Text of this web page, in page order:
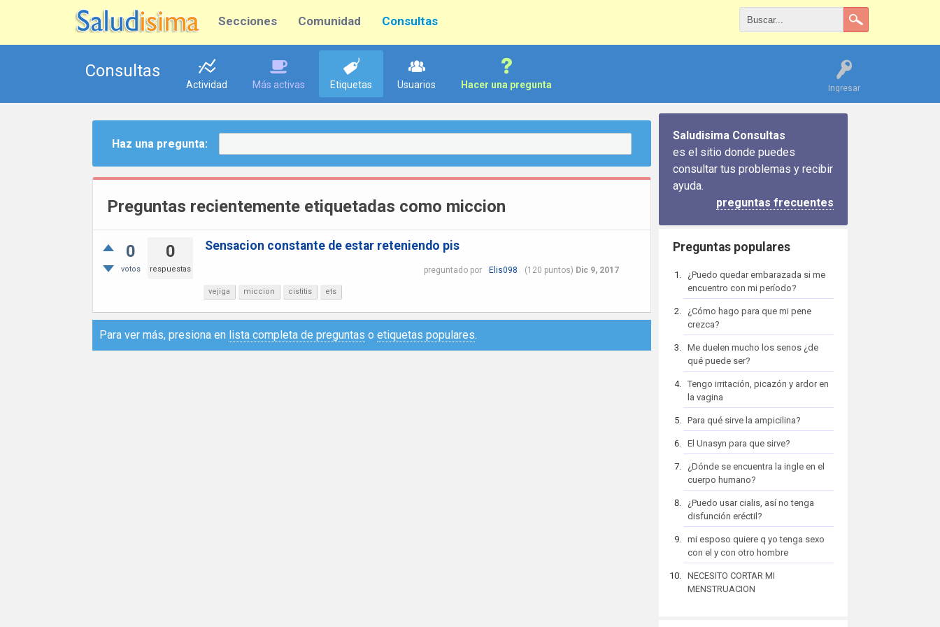
Secciones Comunidad Consultas
Ingresar
Consultas
Actividad Más activas Etiquetas Usuarios Hacer una pregunta
Haz una pregunta:
Preguntas recientemente etiquetadas como miccion
0
votos
0
respuestas
Sensacion constante de estar reteniendo pis
preguntado por Elis098 (120 puntos) Dic 9, 2017
vejiga miccion cistitis ets
Para ver más, presiona en lista completa de preguntas o etiquetas populares.
Saludisima Consultas
es el sitio donde puedes
consultar tus problemas y recibir
ayuda.
preguntas frecuentes
Preguntas populares
¿Puedo quedar embarazada si me
encuentro con mi período?
¿Cómo hago para que mi pene
crezca?
Me duelen mucho los senos ¿de
qué puede ser?
Tengo irritación, picazón y ardor en
la vagina
Para qué sirve la ampicilina?
El Unasyn para que sirve?
¿Dónde se encuentra la ingle en el
cuerpo humano?
¿Puedo usar cialis, así no tenga
disfunción eréctil?
mi esposo quiere q yo tenga sexo
con el y con otro hombre
NECESITO CORTAR MI
MENSTRUACION